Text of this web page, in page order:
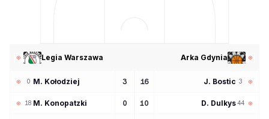
Legia Warszawa
0 M Kołodziej 3
18 M Konopatzki 0
Arka Gdynia
3
J Bostic
16
44
D Dulkys
10